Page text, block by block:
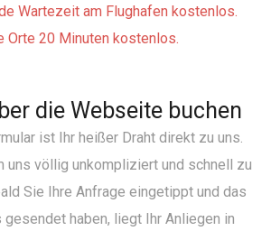
Wartezeit am Flughafen kostenlos.
Orte 20 Minuten kostenlos.
die Webseite buchen
ist Ihr heißer Draht direkt zu uns.
uns völlig unkompliziert und schnell zu
Sie Ihre Anfrage eingetippt und das
gesendet haben, liegt Ihr Anliegen in